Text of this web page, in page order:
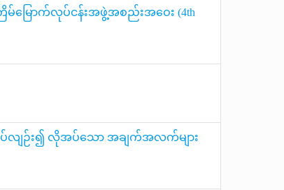
ြိမ်မြောက်လုပ်ငန်းအဖွဲ့အစည်းအဝေး (4th
နှင့်စပ်လျဉ်း၍ လိုအပ်သော အချက်အလက်များ